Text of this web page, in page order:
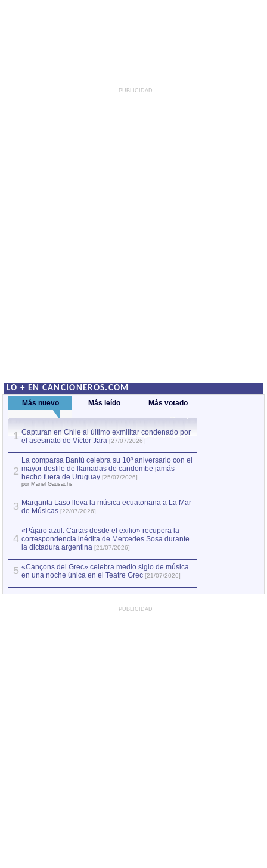
PUBLICIDAD
LO + EN CANCIONEROS.COM
Más nuevo Más leído Más votado
1 Capturan en Chile al último exmilitar condenado por
el asesinato de Víctor Jara [27/07/2026]
2
La comparsa Bantú celebra su 10º aniversario con el
mayor desfile de llamadas de candombe jamás
hecho fuera de Uruguay [25/07/2026]
por Manel Gausachs
3 Margarita Laso lleva la música ecuatoriana a La Mar
de Músicas [22/07/2026]
4
«Pájaro azul. Cartas desde el exilio» recupera la
correspondencia inédita de Mercedes Sosa durante
la dictadura argentina [21/07/2026]
5 «Cançons del Grec» celebra medio siglo de música
en una noche única en el Teatre Grec [21/07/2026]
PUBLICIDAD